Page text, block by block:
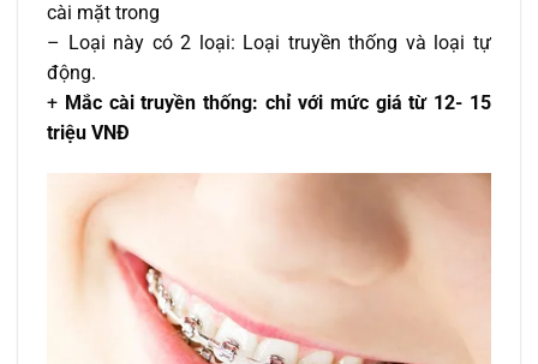
cài mặt trong
– Loại này có 2 loại: Loại truyền thống và loại tự
động.
+ Mắc cài truyền thống: chỉ với mức giá từ 12- 15
triệu VNĐ